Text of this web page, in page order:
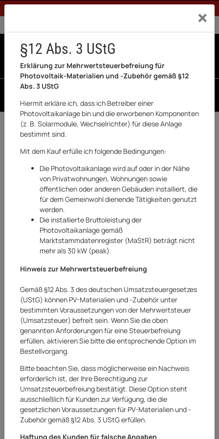
1% Rabatt bei Banküberweisung (Privatkunden)Exklusiv
Zurück Haushaltswaren & Elektronik
Abus
Abus Kabelschloss SC Lock 2208
Zahlenschloss Kabelschlösser Schloss
pink
Art.Nr.: 20252251AR
§12 Abs. 3 UStG
Erklärung zur Mehrwertsteuerbefreiung für
Photovoltaik-Materialien und -Zubehör gemäß §12
Abs. 3 UStG
Hiermit erkläre ich, dass ich Betreiber einer
Photovoltaikanlage bin und die erworbenen Komponenten
(z. B. Solarmodule, Wechselrichter) für diese Anlage
bestimmt sind.
Mit dem Kauf erfülle ich folgende Bedingungen:
Die Photovoltaikanlage wird auf oder in der Nähe
von Privatwohnungen, Wohnungen sowie
öffentlichen oder anderen Gebäuden installiert, die
für dem Gemeinwohl dienende Tätigkeiten genutzt
werden.
Die installierte Bruttoleistung der
Photovoltaikanlage gemäß
Marktstammdatenregister (MaStR) beträgt nicht
mehr als 30 kW (peak).
Hinweis zur Mehrwertsteuerbefreiung
Gemäß §12 Abs. 3 des deutschen Umsatzsteuergesetzes
(UStG) können PV-Materialien und -Zubehör unter
bestimmten Voraussetzungen von der Mehrwertsteuer
(Umsatzsteuer) befreit sein. Wenn Sie die oben
genannten Anforderungen für eine Steuerbefreiung
erfüllen, aktivieren Sie bitte die entsprechende Option im
Bestellvorgang.
Bitte beachten Sie, dass möglicherweise ein Nachweis
erforderlich ist, der Ihre Berechtigung zur
Umsatzsteuerbefreiung bestätigt. Diese Option steht
ausschließlich für Kunden zur Verfügung, die die
gesetzlichen Voraussetzungen für PV-Materialien und -
Zubehör gemäß §12 Abs. 3 UStG erfüllen.
Haftung des Kunden für falsche Angaben